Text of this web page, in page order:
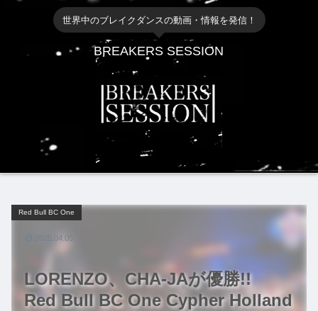
世界中のブレイクダンスの動画・情報を発信！
BREAKERS SESSION
LORENZO、CHA-JAが優勝!!
Red Bull BC One Cypher Holland
Red Bull BC One
2025.04.05